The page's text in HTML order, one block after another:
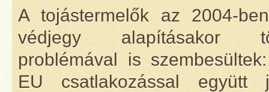
A tojástermelők az 2004-
védjegy alapításakor
problémával is
EU csatlakozással együtt